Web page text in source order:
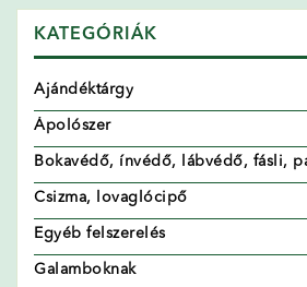
KATEGÓRIÁK
Ajándéktárgy
Ápolószer
Bokavédő, ínvédő, lábvédő, fásli,
Csizma, lovaglócipő
Egyéb felszerelés
Galamboknak